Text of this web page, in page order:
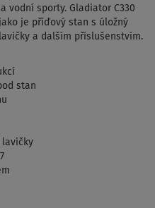
vodní sporty. Gladiator C330
je příďový stan s úložný
a dalším příslušenstvím.
stan
lavičky